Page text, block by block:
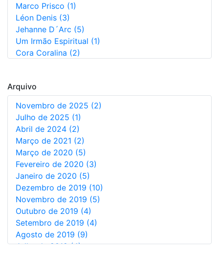
Marco Prisco (1)
Léon Denis (3)
Jehanne D´Arc (5)
Um Irmão Espiritual (1)
Cora Coralina (2)
Arquivo
Novembro de 2025 (2)
Julho de 2025 (1)
Abril de 2024 (2)
Março de 2021 (2)
Março de 2020 (5)
Fevereiro de 2020 (3)
Janeiro de 2020 (5)
Dezembro de 2019 (10)
Novembro de 2019 (5)
Outubro de 2019 (4)
Setembro de 2019 (4)
Agosto de 2019 (9)
Julho de 2019 (4)